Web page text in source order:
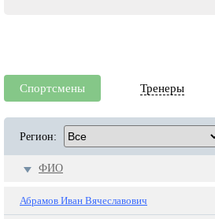
Спортсмены Тренеры
Регион:
ФИО
Абрамов Иван Вячеславович